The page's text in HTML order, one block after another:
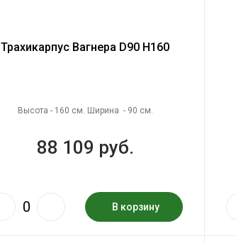
Трахикарпус Вагнера D90 H160
Высота - 160 см. Ширина - 90 см.
88 109 руб.
В корзину